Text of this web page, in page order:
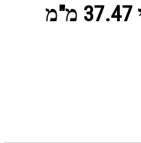
: קוטר פנימי 37.47 מ"מ